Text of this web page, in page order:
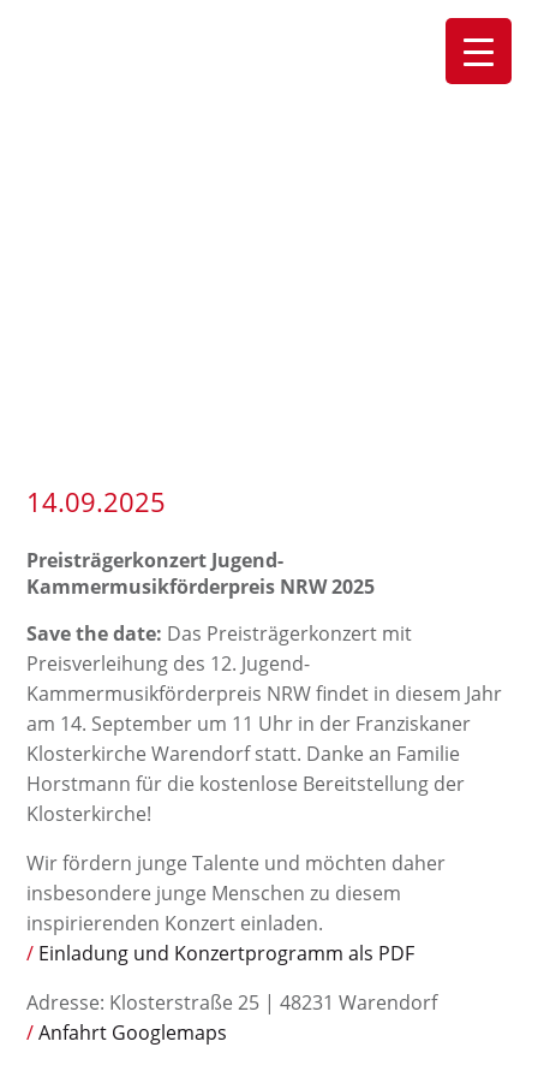
14.09.2025
Preisträgerkonzert Jugend-
Kammermusikförderpreis NRW 2025
Save the date: Das Preisträgerkonzert mit
Preisverleihung des 12. Jugend-
Kammermusikförderpreis NRW findet in diesem Jahr
am 14. September um 11 Uhr in der Franziskaner
Klosterkirche Warendorf statt. Danke an Familie
Horstmann für die kostenlose Bereitstellung der
Klosterkirche!
Wir fördern junge Talente und möchten daher
insbesondere junge Menschen zu diesem
inspirierenden Konzert einladen.
Einladung und Konzertprogramm als PDF
Adresse: Klosterstraße 25 | 48231 Warendorf
Anfahrt Googlemaps